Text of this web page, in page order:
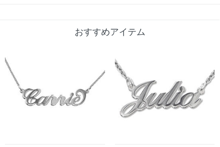
おすすめアイテム